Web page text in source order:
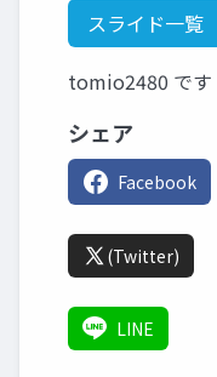
スライド一覧
tomio2480 です
シェア
Facebook
(Twitter)
LINE